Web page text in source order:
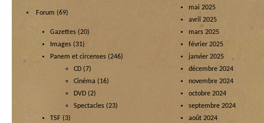
Forum (69)
Gazettes (20)
Images (31)
Panem et circenses (246)
CD (7)
Cinéma (16)
DVD (2)
Spectacles (23)
TSF (3)
mai 2025
avril 2025
mars 2025
février 2025
janvier 2025
décembre 2024
novembre 2024
octobre 2024
septembre 2024
août 2024